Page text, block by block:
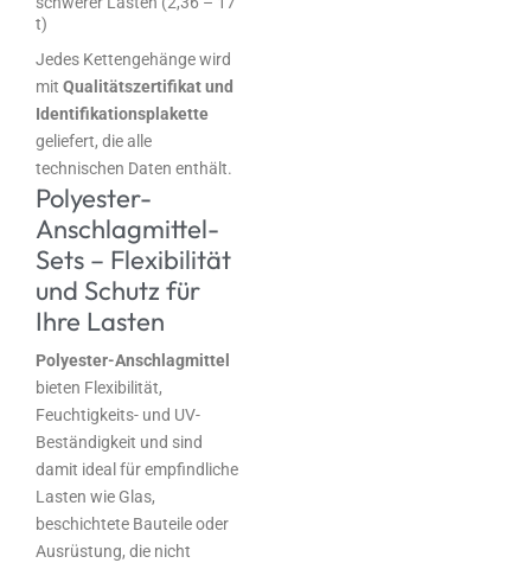
t)
Jedes Kettengehänge wird
mit Qualitätszertifikat und
Identifikationsplakette
geliefert, die alle
technischen Daten enthält.
Polyester-
Anschlagmittel-
Sets – Flexibilität
und Schutz für
Ihre Lasten
Polyester-Anschlagmittel
bieten Flexibilität,
Feuchtigkeits- und UV-
Beständigkeit und sind
damit ideal für empfindliche
Lasten wie Glas,
beschichtete Bauteile oder
Ausrüstung, die nicht